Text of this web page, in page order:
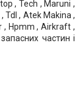
, Tech , Maruni ,
Tdl , Atek Makina ,
, Hpmm , Airkraft ,
частин і